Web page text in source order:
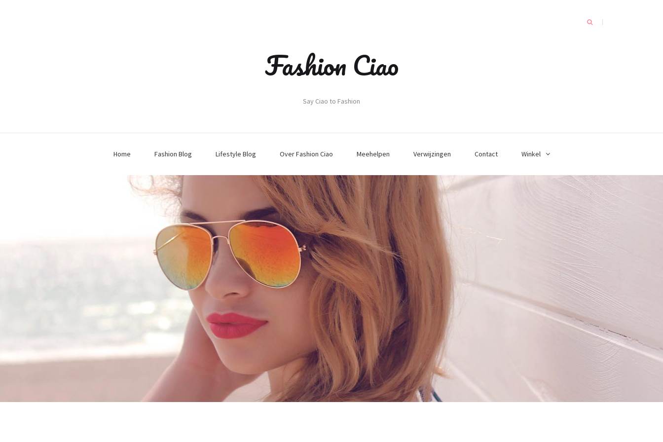
Fashion Ciao
Say Ciao to Fashion
Home Fashion Blog Lifestyle Blog Over Fashion Ciao Meehelpen Verwijzingen Contact Winkel